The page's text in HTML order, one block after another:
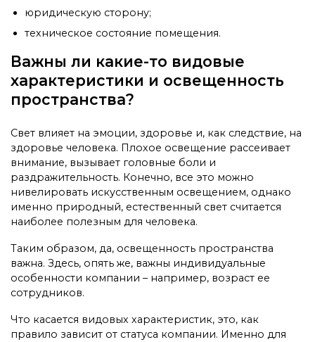
юридическую сторону;
техническое состояние помещения.
Важны ли какие-то видовые
характеристики и освещенность
пространства?
Свет влияет на эмоции, здоровье и, как следствие, на
здоровье человека. Плохое освещение рассеивает
внимание, вызывает головные боли и
раздражительность. Конечно, все это можно
нивелировать искусственным освещением, однако
именно природный, естественный свет считается
наиболее полезным для человека.
Таким образом, да, освещенность пространства
важна. Здесь, опять же, важны индивидуальные
особенности компании – например, возраст ее
сотрудников.
Что касается видовых характеристик, это, как
правило зависит от статуса компании. Именно для